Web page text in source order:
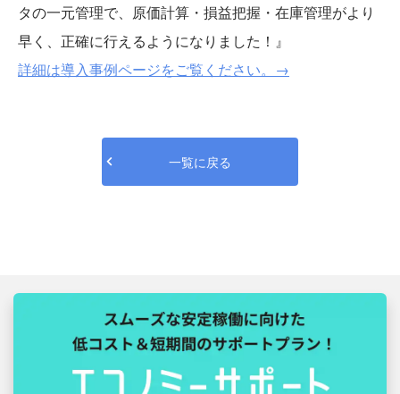
タの一元管理で、原価計算・損益把握・在庫管理がより
早く、正確に行えるようになりました！』
詳細は導入事例ページをご覧ください。→
一覧に戻る